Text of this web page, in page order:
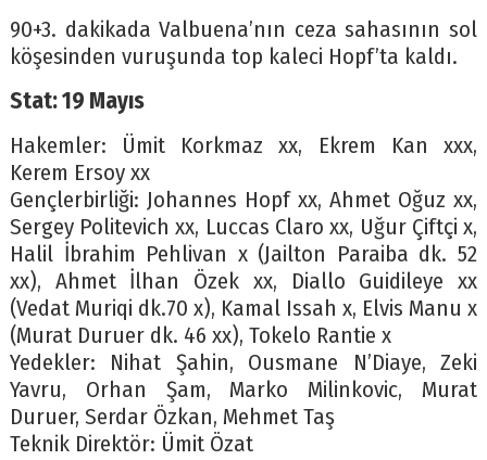
90+3. dakikada Valbuena’nın ceza sahasının sol
köşesinden vuruşunda top kaleci Hopf’ta kaldı.
Stat: 19 Mayıs
Hakemler: Ümit Korkmaz xx, Ekrem Kan xxx,
Kerem Ersoy xx
Gençlerbirliği: Johannes Hopf xx, Ahmet Oğuz xx,
Sergey Politevich xx, Luccas Claro xx, Uğur Çiftçi x,
Halil İbrahim Pehlivan x (Jailton Paraiba dk. 52
xx), Ahmet İlhan Özek xx, Diallo Guidileye xx
(Vedat Muriqi dk.70 x), Kamal Issah x, Elvis Manu x
(Murat Duruer dk. 46 xx), Tokelo Rantie x
Yedekler: Nihat Şahin, Ousmane N’Diaye, Zeki
Yavru, Orhan Şam, Marko Milinkovic, Murat
Duruer, Serdar Özkan, Mehmet Taş
Teknik Direktör: Ümit Özat